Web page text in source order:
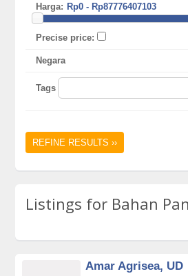
Harga:
Precise price:
Negara
Tags
REFINE RESULTS ››
Listings for Bahan
Amar Agrisea, UD